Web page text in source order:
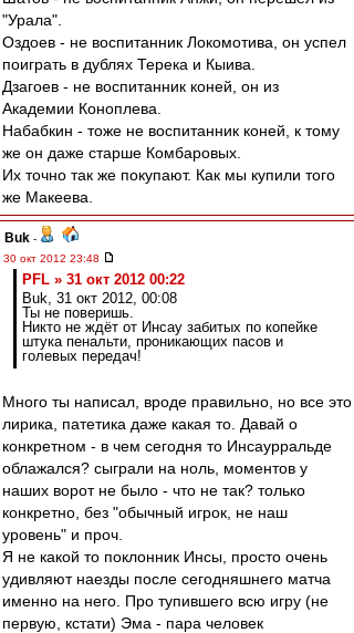
"Урала".
Оздоев - не воспитанник Локомотива, он успел
поиграть в дублях Терека и Кыива.
Дзагоев - не воспитанник коней, он из
Академии Коноплева.
Набабкин - тоже не воспитанник коней, к тому
же он даже старше Комбаровых.
Их точно так же покупают. Как мы купили того
же Макеева.
Buk -
30 окт 2012 23:48
PFL » 31 окт 2012 00:22
Buk, 31 окт 2012, 00:08
Ты не поверишь.
Никто не ждёт от Инсау забитых по копейке
штука пенальти, проникающих пасов и
голевых передач!
Много ты написал, вроде правильно, но все это
лирика, патетика даже какая то. Давай о
конкретном - в чем сегодня то Инсаурральде
облажался? сыграли на ноль, моментов у
наших ворот не было - что не так? только
конкретно, без "обычный игрок, не наш
уровень" и проч.
Я не какой то поклонник Инсы, просто очень
удивляют наезды после сегодняшнего матча
именно на него. Про тупившего всю игру (не
первую, кстати) Эма - пара человек